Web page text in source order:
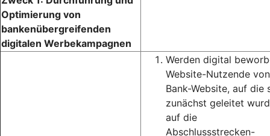
Optimierung von
bankenübergreifenden
digitalen Werbekampagnen
Werden digital
Website-Nutzende
Bank-Website, auf die
zunächst geleitet
auf die
Abschlussstrecken-